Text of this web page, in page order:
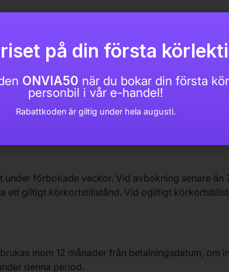
till trafikskolan utan dröjsmål och senast
står själv för returfraktkostnaden. Om avtalet
tjänsten har påbörjats med ditt samtycke har
som utförts.
tjänst. Vid sen avbokning har Albertsons
för alla kurser och körlektioner.
förbokade veckor. Vid avbokning senare än
ett giltigt körkortstillstånd. Vid ogiltigt
inom 12 månader från betalningsdatum, om
denna period.
på din första
ONVIA50 när du bokar din första
personbil i vår e-handel!
Rabattkoden är giltig under hela augusti.